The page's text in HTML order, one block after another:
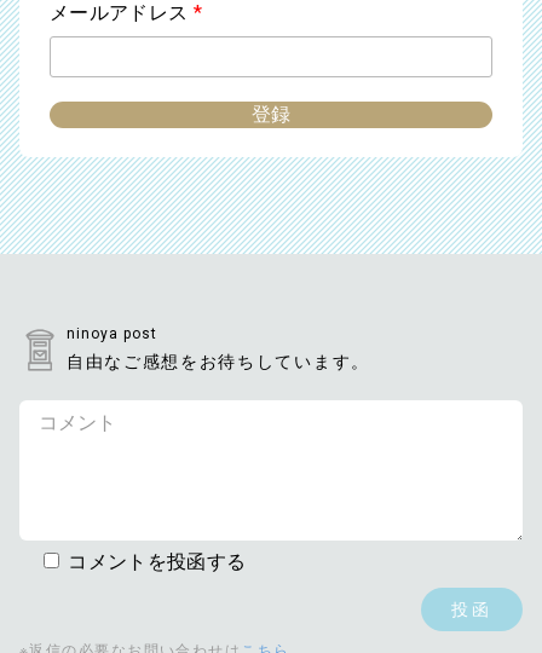
メールアドレス *
ninoya post
自由なご感想をお待ちしています。
コメントを投函する